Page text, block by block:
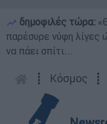
δημοφιλές τώρα:
παρέσυρε νύφη λίγες
να πάει σπίτι...
┋ Κόσμος ┋